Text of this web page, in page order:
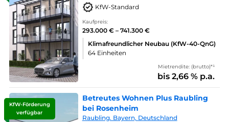
KfW-Standard
Kaufpreis:
293.000 € – 741.300 €
Klimafreundlicher Neubau (KfW-40-QnG)
64 Einheiten
Mietrendite: (brutto)*¹
bis 2,66 % p.a.
KfW-Förderung
verfügbar
Betreutes Wohnen Plus Raubling
bei Rosenheim
Raubling. Bayern, Deutschland